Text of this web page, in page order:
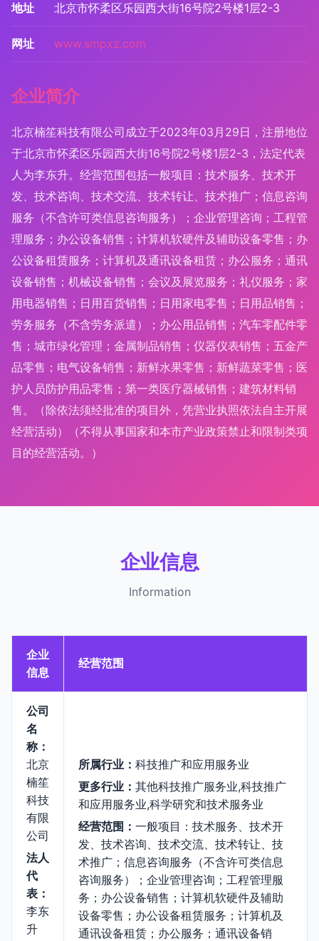
地址 北京市怀柔区乐园西大街16号院2号楼1层2-3
网址 www.smpxz.com
企业简介
北京楠笙科技有限公司成立于2023年03月29日，注册地位
于北京市怀柔区乐园西大街16号院2号楼1层2-3，法定代表
人为李东升。经营范围包括一般项目：技术服务、技术开
发、技术咨询、技术交流、技术转让、技术推广；信息咨询
服务（不含许可类信息咨询服务）；企业管理咨询；工程管
理服务；办公设备销售；计算机软硬件及辅助设备零售；办
公设备租赁服务；计算机及通讯设备租赁；办公服务；通讯
设备销售；机械设备销售；会议及展览服务；礼仪服务；家
用电器销售；日用百货销售；日用家电零售；日用品销售；
劳务服务（不含劳务派遣）；办公用品销售；汽车零配件零
售；城市绿化管理；金属制品销售；仪器仪表销售；五金产
品零售；电气设备销售；新鲜水果零售；新鲜蔬菜零售；医
护人员防护用品零售；第一类医疗器械销售；建筑材料销
售。（除依法须经批准的项目外，凭营业执照依法自主开展
经营活动）（不得从事国家和本市产业政策禁止和限制类项
目的经营活动。）
企业信息
Information
企业
信息
经营范围
公司
名
称：
北京
楠笙
科技
有限
公司
法人
代
表：
李东
升
所属行业： 科技推广和应用服务业
更多行业： 其他科技推广服务业,科技推广
和应用服务业,科学研究和技术服务业
经营范围： 一般项目：技术服务、技术开
发、技术咨询、技术交流、技术转让、技
术推广；信息咨询服务（不含许可类信息
咨询服务）；企业管理咨询；工程管理服
务；办公设备销售；计算机软硬件及辅助
设备零售；办公设备租赁服务；计算机及
通讯设备租赁；办公服务；通讯设备销